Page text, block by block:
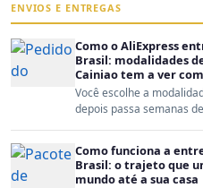
ENVIOS E ENTREGAS
Como o AliExpress
Brasil: modalidades
Cainiao tem a ver
Você escolhe a
depois passa semanas
Como funciona a
Brasil: o trajeto que
mundo até a sua casa